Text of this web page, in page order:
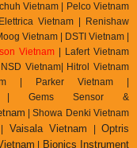
Vietnam |
Pelco Vietnam
Vietnam| Renishaw
Vietnam | DSTI Vietnam |
Vietnam | Lafert Vietnam
Vietnam| Hitrol Vietnam
| Parker Vietnam |
Gems Sensor &
|Showa Denki Vietnam
Vaisala Vietnam |Optris
Bionics Instrument